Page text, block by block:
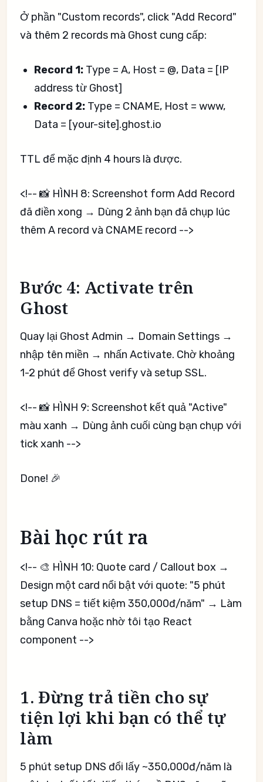
Ở phần "Custom records", click "Add Record"
và thêm 2 records mà Ghost cung cấp:
Record 1: Type = A, Host = @, Data = [IP
address từ Ghost]
Record 2: Type = CNAME, Host = www,
Data = [your-site].ghost.io
TTL để mặc định 4 hours là được.
<!-- 📸 HÌNH 8: Screenshot form Add Record
đã điền xong → Dùng 2 ảnh bạn đã chụp lúc
thêm A record và CNAME record -->
Bước 4: Activate trên
Ghost
Quay lại Ghost Admin → Domain Settings →
nhập tên miền → nhấn Activate. Chờ khoảng
1-2 phút để Ghost verify và setup SSL.
<!-- 📸 HÌNH 9: Screenshot kết quả "Active"
màu xanh → Dùng ảnh cuối cùng bạn chụp với
tick xanh -->
Done! 🎉
Bài học rút ra
<!-- 🎨 HÌNH 10: Quote card / Callout box →
Design một card nổi bật với quote: "5 phút
setup DNS = tiết kiệm 350,000đ/năm" → Làm
bằng Canva hoặc nhờ tôi tạo React
component -->
1. Đừng trả tiền cho sự
tiện lợi khi bạn có thể tự
làm
5 phút setup DNS đổi lấy ~350,000đ/năm là